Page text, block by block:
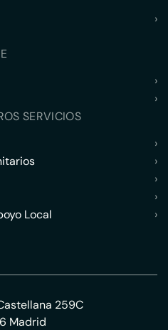
›
›
›
SERVICIOS
›
›
›
›
Local
›
259C
Madrid